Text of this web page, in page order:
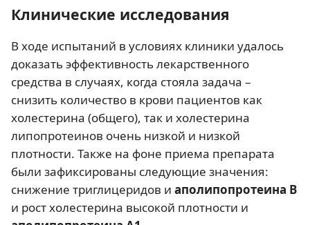
Клинические исследования
В ходе испытаний в условиях клиники удалось
доказать эффективность лекарственного
средства в случаях, когда стояла задача –
снизить количество в крови пациентов как
холестерина (общего), так и холестерина
липопротеинов очень низкой и низкой
плотности. Также на фоне приема препарата
были зафиксированы следующие значения:
снижение триглицеридов и аполипопротеина В
и рост холестерина высокой плотности и